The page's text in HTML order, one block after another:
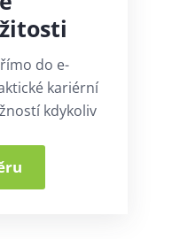
do e-
kariérní
kdykoliv